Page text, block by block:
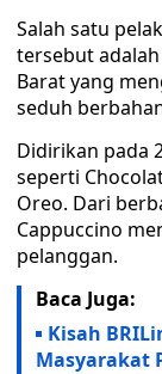
Salah satu
tersebut
Barat yang
seduh
Didirikan pada
seperti
Oreo. Dari
Cappuccino
pelanggan.
Baca Juga:
Kisah
Masyarakat